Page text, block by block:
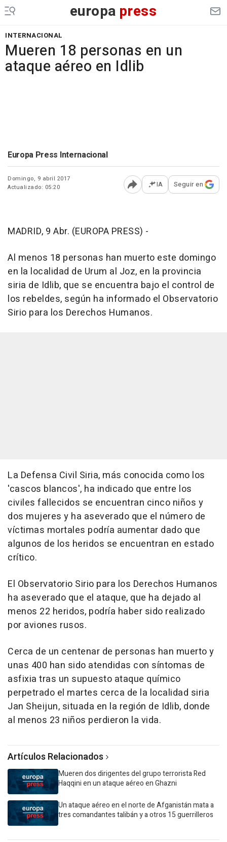
europa press
INTERNACIONAL
Mueren 18 personas en un
ataque aéreo en Idlib
Europa Press Internacional
Domingo, 9 abril 2017
Actualizado: 05:20
Abrir opciones para
IA Seguir en
MADRID, 9 Abr. (EUROPA PRESS) -
Al menos 18 personas han muerto este domingo
en la localidad de Urum al Joz, en la provincia
siria de Idlib, que se encuentra bajo el control de
los rebeldes, según ha informado el Observatorio
Sirio para los Derechos Humanos.
La Defensa Civil Siria, más conocida como los
'cascos blancos', ha indicado que entre los
civiles fallecidos se encuentran cinco niños y
dos mujeres y ha aseverado que el número de
víctimas mortales podría aumentar dado que
algunos de los heridos se encuentran en estado
crítico.
El Observatorio Sirio para los Derechos Humanos
ha aseverado que el ataque, que ha dejado al
menos 22 heridos, podría haber sido realizado
por aviones rusos.
Cerca de un centenar de personas han muerto y
unas 400 han sido atendidas con síntomas de
asfixia tras un supuesto ataque químico
perpetrado el martes cerca de la localidad siria
Jan Sheijun, situada en la región de Idlib, donde
al menos 23 niños perdieron la vida.
Artículos Relacionados
Mueren dos dirigentes del grupo terrorista Red
Haqqini en un ataque aéreo en Ghazni
Un ataque aéreo en el norte de Afganistán mata a
tres comandantes talibán y a otros 15 guerrilleros